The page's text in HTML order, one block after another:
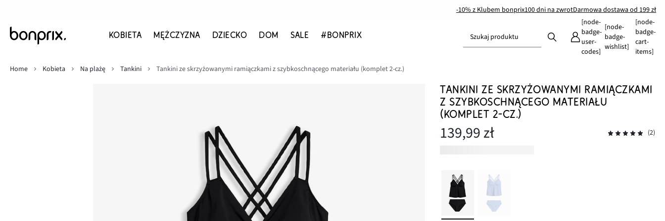
-10% z Klubem bonprix100 dni na zwrotDarmowa dostawa od 199 zł
KOBIETA MĘŻCZYZNA DZIECKO DOM SALE #BONPRIX Szukaj produktu
[node-
badge-
user-
codes]
[node-
badge-
wishlist]
[node-
badge-
cart-
items]
Home
Kobieta Na plażę Tankini Tankini ze skrzyżowanymi ramiączkami z szybkoschnącego materiału (komplet 2-cz.)
TANKINI ZE SKRZYŻOWANYMI RAMIĄCZKAMI
Z SZYBKOSCHNĄCEGO MATERIAŁU
(KOMPLET 2-CZ.)
139,99 zł (2)